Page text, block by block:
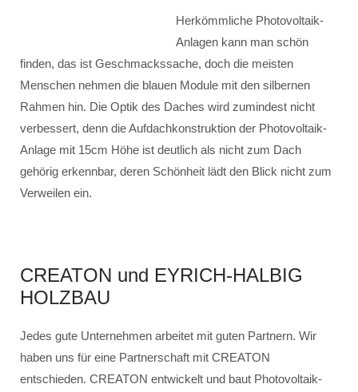
Herkömmliche Photovoltaik-
Anlagen kann man schön
finden, das ist Geschmackssache, doch die meisten
Menschen nehmen die blauen Module mit den silbernen
Rahmen hin. Die Optik des Daches wird zumindest nicht
verbessert, denn die Aufdachkonstruktion der Photovoltaik-
Anlage mit 15cm Höhe ist deutlich als nicht zum Dach
gehörig erkennbar, deren Schönheit lädt den Blick nicht zum
Verweilen ein.
CREATON und EYRICH-HALBIG
HOLZBAU
Jedes gute Unternehmen arbeitet mit guten Partnern. Wir
haben uns für eine Partnerschaft mit CREATON
entschieden. CREATON entwickelt und baut Photovoltaik-